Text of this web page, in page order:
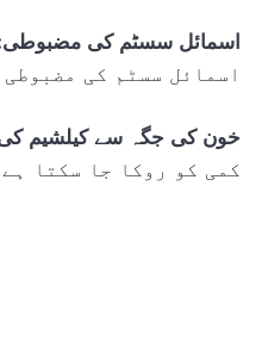
اسمائل سسٹم کی مضبوطی
اسمائل سسٹم کی
خون کی جگہ سے کیلشیم
کمی کو روکا جا سکتا